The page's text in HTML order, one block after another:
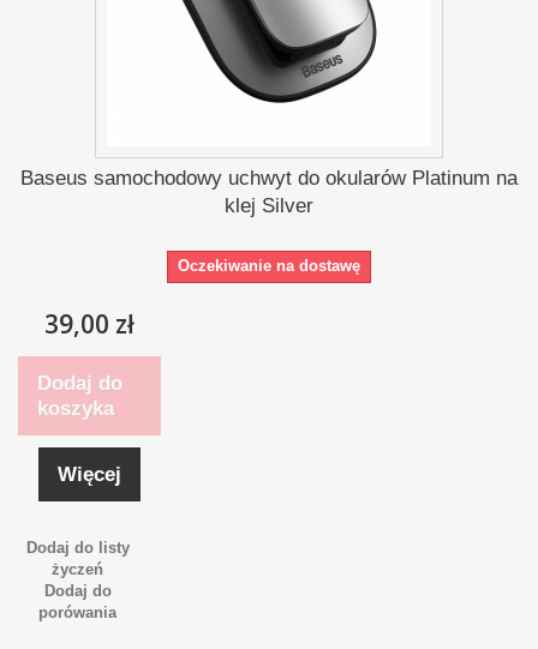
Baseus samochodowy uchwyt do okularów Platinum na
klej Silver
Oczekiwanie na dostawę
39,00 zł
Dodaj do
koszyka
Więcej
Dodaj do listy
życzeń
Dodaj do
porówania